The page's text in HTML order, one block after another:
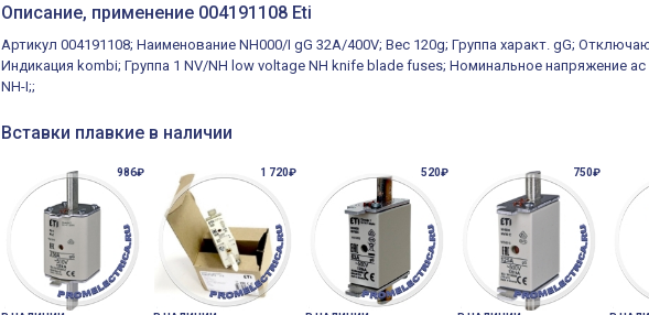
Описание, применение 004191108 Eti
Артикул 004191108; Наименование NH000/I gG 32A/400V; Вес 120g; Группа характ. gG;
Индикация kombi; Группа 1 NV/NH low voltage NH knife blade fuses; Номинальное напряжение
NH-I;;
Вставки плавкие в наличии
986₽ 1 720₽ 520₽ 750₽